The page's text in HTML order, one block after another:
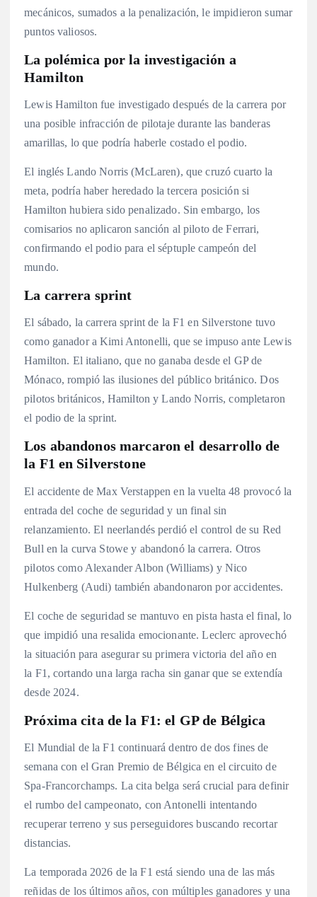
mecánicos, sumados a la penalización, le impidieron sumar
puntos valiosos.
La polémica por la investigación a
Hamilton
Lewis Hamilton fue investigado después de la carrera por
una posible infracción de pilotaje durante las banderas
amarillas, lo que podría haberle costado el podio.
El inglés Lando Norris (McLaren), que cruzó cuarto la
meta, podría haber heredado la tercera posición si
Hamilton hubiera sido penalizado. Sin embargo, los
comisarios no aplicaron sanción al piloto de Ferrari,
confirmando el podio para el séptuple campeón del
mundo.
La carrera sprint
El sábado, la carrera sprint de la F1 en Silverstone tuvo
como ganador a Kimi Antonelli, que se impuso ante Lewis
Hamilton. El italiano, que no ganaba desde el GP de
Mónaco, rompió las ilusiones del público británico. Dos
pilotos británicos, Hamilton y Lando Norris, completaron
el podio de la sprint.
Los abandonos marcaron el desarrollo de
la F1 en Silverstone
El accidente de Max Verstappen en la vuelta 48 provocó la
entrada del coche de seguridad y un final sin
relanzamiento. El neerlandés perdió el control de su Red
Bull en la curva Stowe y abandonó la carrera. Otros
pilotos como Alexander Albon (Williams) y Nico
Hulkenberg (Audi) también abandonaron por accidentes.
El coche de seguridad se mantuvo en pista hasta el final, lo
que impidió una resalida emocionante. Leclerc aprovechó
la situación para asegurar su primera victoria del año en
la F1, cortando una larga racha sin ganar que se extendía
desde 2024.
Próxima cita de la F1: el GP de Bélgica
El Mundial de la F1 continuará dentro de dos fines de
semana con el Gran Premio de Bélgica en el circuito de
Spa-Francorchamps. La cita belga será crucial para definir
el rumbo del campeonato, con Antonelli intentando
recuperar terreno y sus perseguidores buscando recortar
distancias.
La temporada 2026 de la F1 está siendo una de las más
reñidas de los últimos años, con múltiples ganadores y una